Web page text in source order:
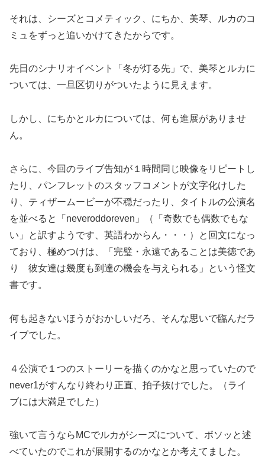
それは、シーズとコメティック、にちか、美琴、ルカのコ
ミュをずっと追いかけてきたからです。
先日のシナリオイベント「冬が灯る先」で、美琴とルカに
ついては、一旦区切りがついたように見えます。
しかし、にちかとルカについては、何も進展がありませ
ん。
さらに、今回のライブ告知が１時間同じ映像をリピートし
たり、パンフレットのスタッフコメントが文字化けした
り、ティザームービーが不穏だったり、タイトルの公演名
を並べると「neveroddoreven」（「奇数でも偶数でもな
い」と訳すようです、英語わからん・・・）と回文になっ
ており、極めつけは、「完璧・永遠であることは美徳であ
り 彼女達は幾度も到達の機会を与えられる」という怪文
書です。
何も起きないほうがおかしいだろ、そんな思いで臨んだラ
イブでした。
４公演で１つのストーリーを描くのかなと思っていたので
never1がすんなり終わり正直、拍子抜けでした。（ライ
ブには大満足でした）
強いて言うならMCでルカがシーズについて、ボソッと述
べていたのでこれが展開するのかなとか考えてました。